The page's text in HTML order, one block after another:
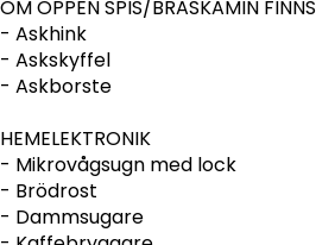
OM ÖPPEN SPIS/BRASKAMIN FINNS
- Askhink
- Askskyffel
- Askborste
HEMELEKTRONIK
- Mikrovågsugn med lock
- Brödrost
- Dammsugare